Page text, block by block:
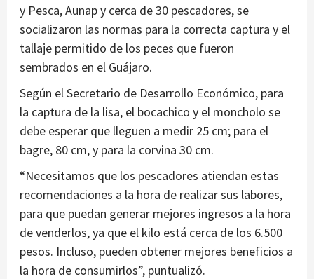
y Pesca, Aunap y cerca de 30 pescadores, se
socializaron las normas para la correcta captura y el
tallaje permitido de los peces que fueron
sembrados en el Guájaro.
Según el Secretario de Desarrollo Económico, para
la captura de la lisa, el bocachico y el moncholo se
debe esperar que lleguen a medir 25 cm; para el
bagre, 80 cm, y para la corvina 30 cm.
“Necesitamos que los pescadores atiendan estas
recomendaciones a la hora de realizar sus labores,
para que puedan generar mejores ingresos a la hora
de venderlos, ya que el kilo está cerca de los 6.500
pesos. Incluso, pueden obtener mejores beneficios a
la hora de consumirlos”, puntualizó.